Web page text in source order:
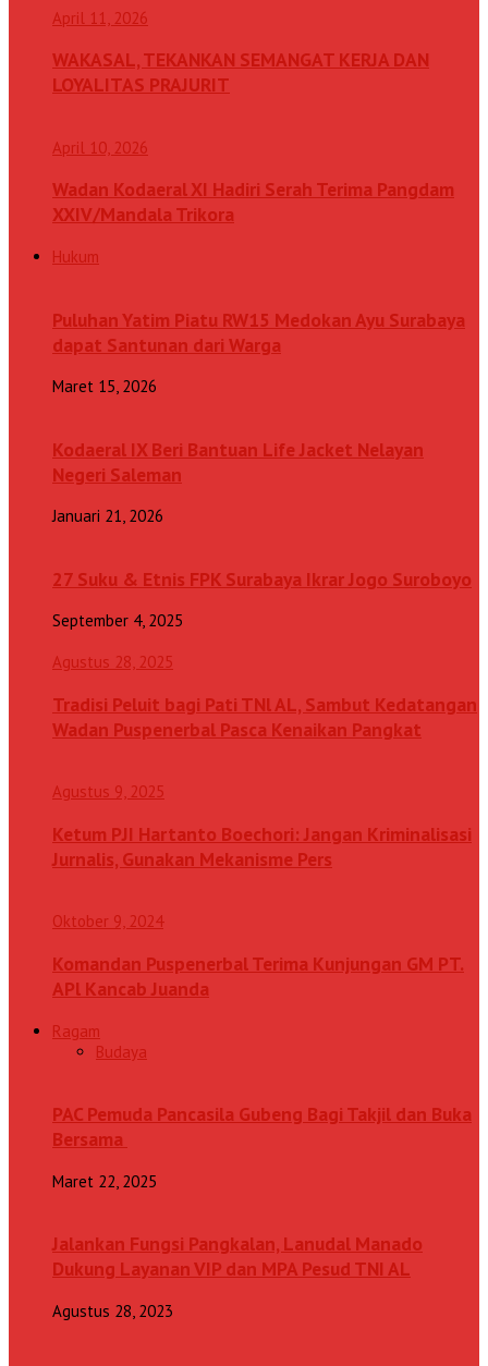
April 11, 2026
WAKASAL, TEKANKAN SEMANGAT KERJA DAN
LOYALITAS PRAJURIT
April 10, 2026
Wadan Kodaeral XI Hadiri Serah Terima Pangdam
XXIV/Mandala Trikora
Hukum
Puluhan Yatim Piatu RW15 Medokan Ayu Surabaya
dapat Santunan dari Warga
Maret 15, 2026
Kodaeral IX Beri Bantuan Life Jacket Nelayan
Negeri Saleman
Januari 21, 2026
27 Suku & Etnis FPK Surabaya Ikrar Jogo Suroboyo
September 4, 2025
Agustus 28, 2025
Tradisi Peluit bagi Pati TNl AL, Sambut Kedatangan
Wadan Puspenerbal Pasca Kenaikan Pangkat
Agustus 9, 2025
Ketum PJI Hartanto Boechori: Jangan Kriminalisasi
Jurnalis, Gunakan Mekanisme Pers
Oktober 9, 2024
Komandan Puspenerbal Terima Kunjungan GM PT.
APl Kancab Juanda
Ragam
Budaya
PAC Pemuda Pancasila Gubeng Bagi Takjil dan Buka
Bersama
Maret 22, 2025
Jalankan Fungsi Pangkalan, Lanudal Manado
Dukung Layanan VIP dan MPA Pesud TNI AL
Agustus 28, 2023